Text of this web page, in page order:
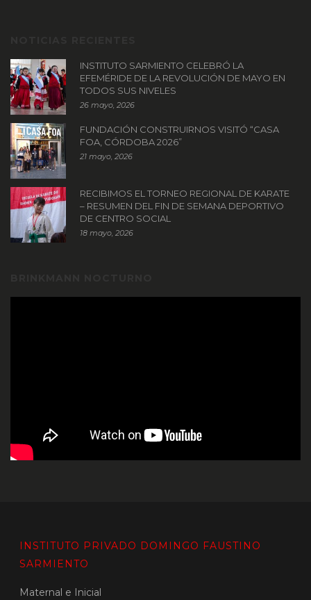
INSTITUTO SARMIENTO CELEBRÓ LA
EFEMÉRIDE DE LA REVOLUCIÓN DE MAYO EN
TODOS SUS NIVELES
26 mayo, 2026
FUNDACIÓN CONSTRUIRNOS VISITÓ “CASA
FOA, CÓRDOBA 2026”
21 mayo, 2026
RECIBIMOS EL TORNEO REGIONAL DE KARATE
– RESUMEN DEL FIN DE SEMANA DEPORTIVO
DE CENTRO SOCIAL
18 mayo, 2026
INSTITUTO PRIVADO DOMINGO FAUSTINO
SARMIENTO
Maternal e Inicial